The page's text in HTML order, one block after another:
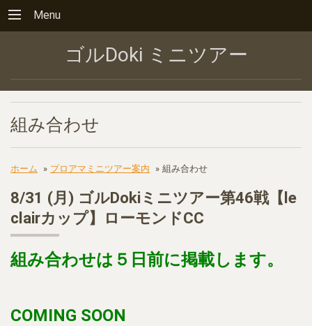
Menu
ゴルDoki ミニツアー
組み合わせ
ホーム » プロアマミニツアー案内 » 組み合わせ
8/31 (月) ゴルDokiミニツアー第46戦【le
clairカップ】ローモンドCC
組み合わせは５日前に掲載します。
COMING SOON